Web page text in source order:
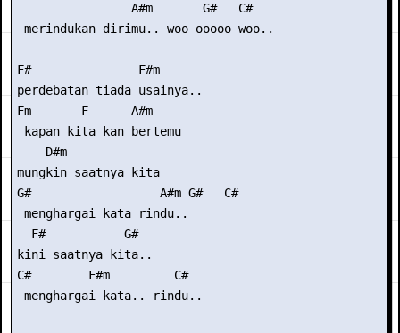
                A#m       G#   C#
merindukan dirimu.. woo ooooo woo..
F#               F#m
perdebatan tiada usainya..
Fm       F      A#m
kapan kita kan bertemu
    D#m
mungkin saatnya kita
G#                  A#m G#   C#
menghargai kata rindu..
  F#           G#
kini saatnya kita..
C#        F#m         C#
menghargai kata.. rindu..